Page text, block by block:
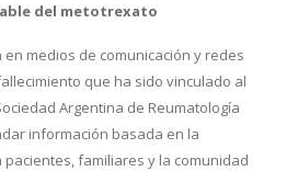
del metotrexato
medios de comunicación y redes
que ha sido vinculado al
Argentina de Reumatología
información basada en la
familiares y la comunidad